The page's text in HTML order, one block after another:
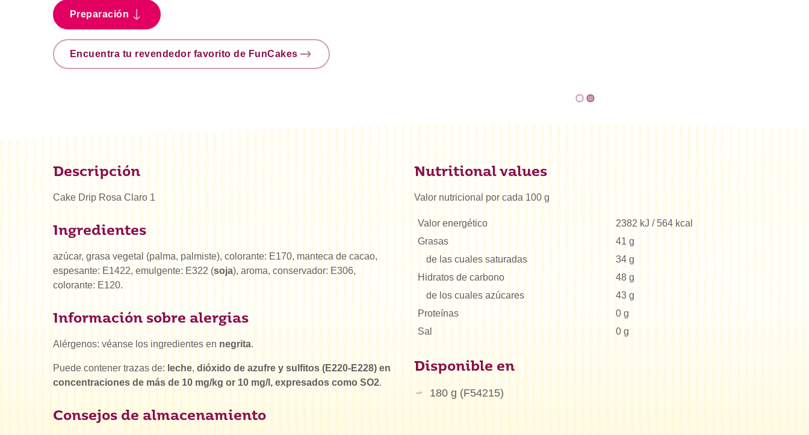
Preparación
Encuentra tu revendedor favorito de FunCakes
Descripción
Cake Drip Rosa Claro 1
Ingredientes
azúcar, grasa vegetal (palma, palmiste), colorante: E170, manteca de cacao,
espesante: E1422, emulgente: E322 (soja), aroma, conservador: E306,
colorante: E120.
Información sobre alergias
Alérgenos: véanse los ingredientes en negrita.
Puede contener trazas de: leche, dióxido de azufre y sulfitos (E220-E228) en
concentraciones de más de 10 mg/kg or 10 mg/l, expresados como SO2.
Consejos de almacenamiento
Nutritional values
Valor nutricional por cada 100 g
Valor energético
2382 kJ / 564 kcal
Grasas
41 g
de las cuales saturadas
34 g
Hidratos de carbono
48 g
de los cuales azúcares
43 g
Proteínas
0 g
Sal
0 g
Disponible en
180 g (F54215)